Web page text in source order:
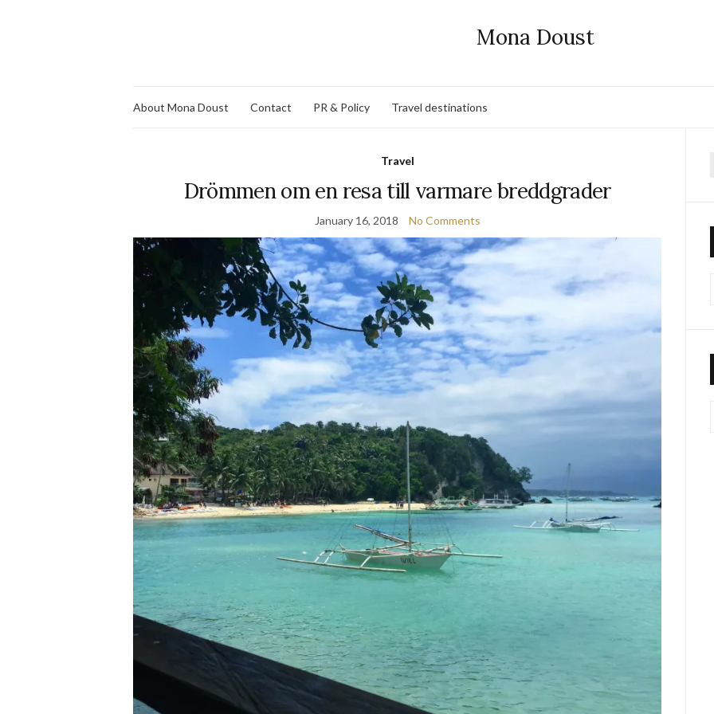
Mona Doust
About Mona Doust Contact PR & Policy Travel destinations
Travel
Drömmen om en resa till varmare breddgrader
January 16, 2018 No Comments